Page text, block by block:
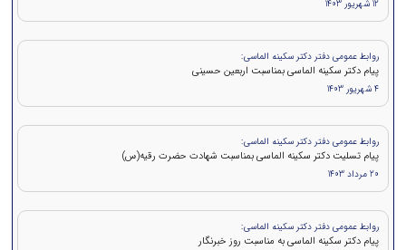
12 شهریور 1403
روابط عمومی دفتر دکتر سکینه الماسی:
پیام دکتر سکینه الماسی بمناسبت اربعین حسینی
4 شهریور 1403
روابط عمومی دفتر دکتر سکینه الماسی:
پیام تسلیت دکتر سکینه الماسی بمناسبت شهادت حضرت رقیه(س)
20 مرداد 1403
روابط عمومی دفتر دکتر سکینه الماسی:
پیام دکتر سکینه الماسی به مناسبت روز خبرنگار